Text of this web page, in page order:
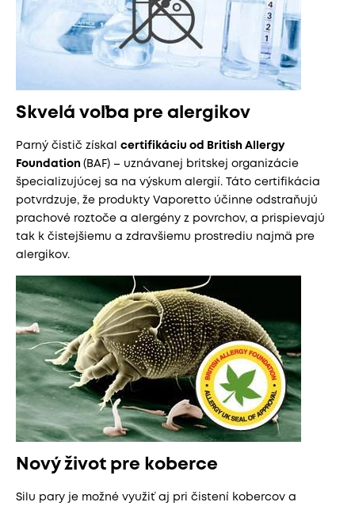
Skvelá voľba pre alergikov
Parný čistič získal certifikáciu od British Allergy
Foundation (BAF) – uznávanej britskej organizácie
špecializujúcej sa na výskum alergií. Táto certifikácia
potvrdzuje, že produkty Vaporetto účinne odstraňujú
prachové roztoče a alergény z povrchov, a prispievajú
tak k čistejšiemu a zdravšiemu prostrediu najmä pre
alergikov.
Nový život pre koberce
Silu pary je možné využiť aj pri čistení kobercov a